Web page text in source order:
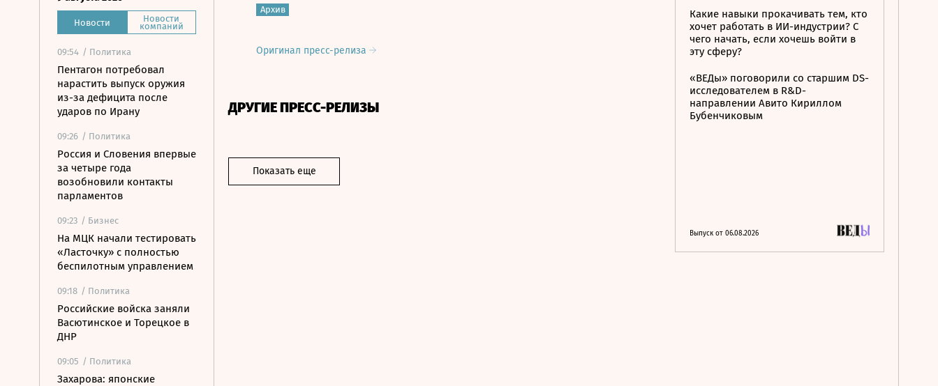
Новости Новости
компаний
09:54 / Политика
Пентагон потребовал
нарастить выпуск оружия
из-за дефицита после
ударов по Ирану
09:26 / Политика
Россия и Словения впервые
за четыре года
возобновили контакты
парламентов
09:23 / Бизнес
На МЦК начали тестировать
«Ласточку» с полностью
беспилотным управлением
09:18 / Политика
Российские войска заняли
Васютинское и Торецкое в
ДНР
09:05 / Политика
Захарова: японские
Архив
Оригинал пресс-релиза
ДРУГИЕ ПРЕСС-РЕЛИЗЫ
Показать еще
Какие навыки прокачивать тем, кто
хочет работать в ИИ-индустрии? С
чего начать, если хочешь войти в
эту сферу?
«ВЕДы» поговорили со старшим DS-
исследователем в R&D-
направлении Авито Кириллом
Бубенчиковым
Выпуск от 06.08.2026